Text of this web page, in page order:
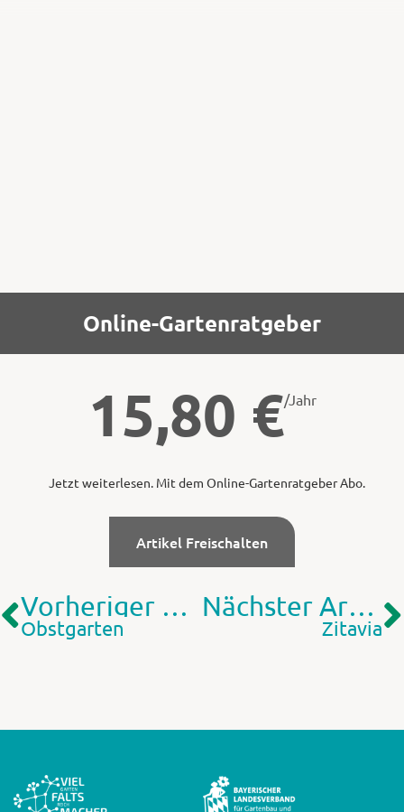
Online-Gartenratgeber
15,80 €/Jahr
Jetzt weiterlesen. Mit dem Online-Gartenratgeber Abo.
Artikel Freischalten
Vorheriger Artikel
Obstgarten
Nächster Artikel
Zitavia